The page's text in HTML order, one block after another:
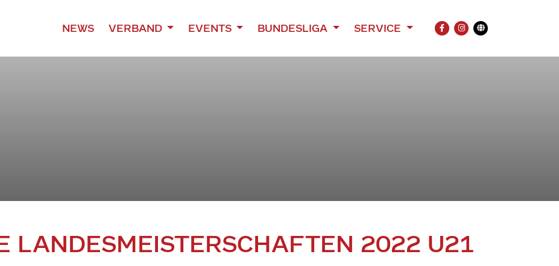
NEWS VERBAND EVENTS BUNDESLIGA SERVICE
FACEBOOK
INSTAGRAM
Übersetzung
LANDESMEISTERSCHAFTEN 2022 U21